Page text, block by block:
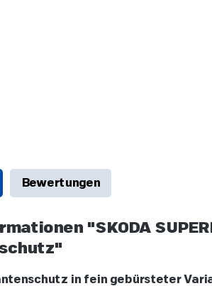
Bewertungen
"SKODA
in fein gebürsteter